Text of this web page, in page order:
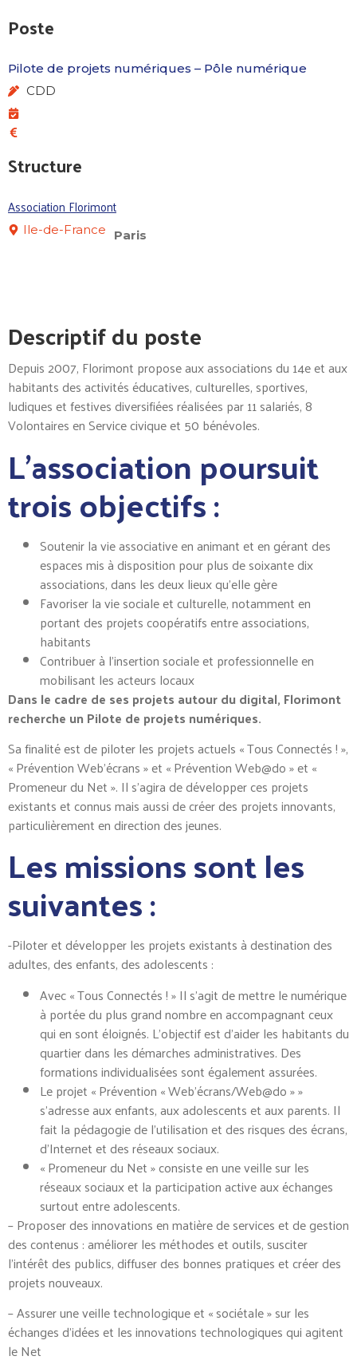
Poste
Pilote de projets numériques – Pôle numérique
CDD
Structure
Association Florimont
Ile-de-France Paris
Descriptif du poste
Depuis 2007, Florimont propose aux associations du 14e et aux
habitants des activités éducatives, culturelles, sportives,
ludiques et festives diversifiées réalisées par 11 salariés, 8
Volontaires en Service civique et 50 bénévoles.
L’association poursuit
trois objectifs :
Soutenir la vie associative en animant et en gérant des
espaces mis à disposition pour plus de soixante dix
associations, dans les deux lieux qu’elle gère
Favoriser la vie sociale et culturelle, notamment en
portant des projets coopératifs entre associations,
habitants
Contribuer à l’insertion sociale et professionnelle en
mobilisant les acteurs locaux
Dans le cadre de ses projets autour du digital, Florimont
recherche un Pilote de projets numériques.
Sa finalité est de piloter les projets actuels « Tous Connectés ! »,
« Prévention Web’écrans » et « Prévention Web@do » et «
Promeneur du Net ». Il s’agira de développer ces projets
existants et connus mais aussi de créer des projets innovants,
particulièrement en direction des jeunes.
Les missions sont les
suivantes :
-Piloter et développer les projets existants à destination des
adultes, des enfants, des adolescents :
Avec « Tous Connectés ! » Il s’agit de mettre le numérique
à portée du plus grand nombre en accompagnant ceux
qui en sont éloignés. L’objectif est d’aider les habitants du
quartier dans les démarches administratives. Des
formations individualisées sont également assurées.
Le projet « Prévention « Web’écrans/Web@do » »
s’adresse aux enfants, aux adolescents et aux parents. Il
fait la pédagogie de l’utilisation et des risques des écrans,
d’Internet et des réseaux sociaux.
« Promeneur du Net » consiste en une veille sur les
réseaux sociaux et la participation active aux échanges
surtout entre adolescents.
– Proposer des innovations en matière de services et de gestion
des contenus : améliorer les méthodes et outils, susciter
l’intérêt des publics, diffuser des bonnes pratiques et créer des
projets nouveaux.
– Assurer une veille technologique et « sociétale » sur les
échanges d’idées et les innovations technologiques qui agitent
le Net